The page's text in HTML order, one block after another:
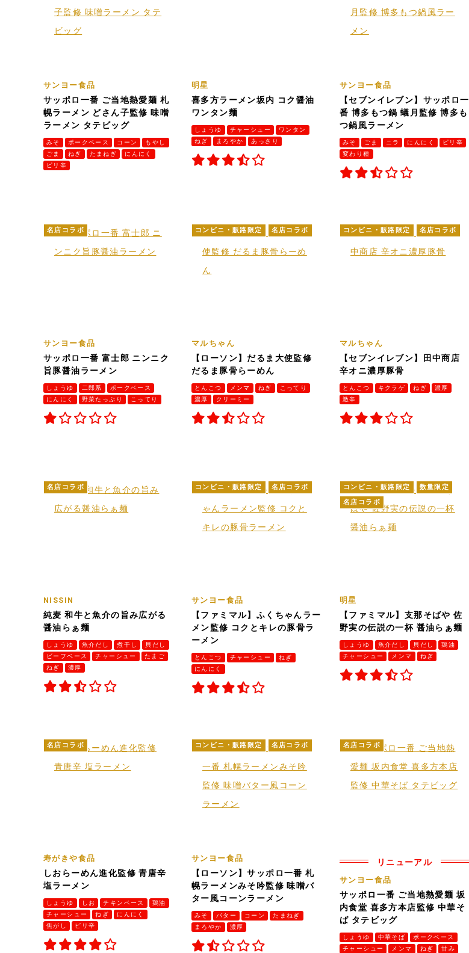
サンヨー食品
サッポロ一番 ご当地熱愛麺 札
幌ラーメン どさん子監修 味噌
ラーメン タテビッグ
みそ ポークベース コーン
もやし
ごま
ねぎ たまねぎ
にんにく
ピリ辛
明星
喜多方ラーメン坂内 コク醤油
ワンタン麺
しょうゆ チャーシュー
ワンタン
ねぎ
まろやか あっさり
サンヨー食品
【セブンイレブン】サッポロ一
番 博多もつ鍋 蟻月監修 博多も
つ鍋風ラーメン
みそ ごま ニラ にんにく
ピリ辛
変わり種
名店コラボ
サンヨー食品
サッポロ一番 富士郎 ニンニク
旨豚醤油ラーメン
しょうゆ 二郎系
ポークベース
にんにく
野菜たっぷり こってり
コンビニ・販路限定 名店コラボ
マルちゃん
【ローソン】だるま大使監修
だるま豚骨らーめん
とんこつ メンマ ねぎ
こってり
濃厚
クリーミー
コンビニ・販路限定 名店コラボ
マルちゃん
【セブンイレブン】田中商店
辛オニ濃厚豚骨
とんこつ キクラゲ ねぎ
濃厚
激辛
名店コラボ
NISSIN
純麦 和牛と魚介の旨み広がる
醤油らぁ麺
しょうゆ 魚介だし 煮干し
貝だし
ビーフベース
チャーシュー
たまご
ねぎ
濃厚
コンビニ・販路限定 名店コラボ
サンヨー食品
【ファミマル】ふくちゃんラー
メン監修 コクとキレの豚骨ラ
ーメン
とんこつ チャーシュー
ねぎ
にんにく
コンビニ・販路限定
数量限定
名店コラボ
明星
【ファミマル】支那そばや 佐
野実の伝説の一杯 醤油らぁ麺
しょうゆ 魚介だし 貝だし
鶏油
チャーシュー
メンマ ねぎ
名店コラボ
寿がきや食品
しおらーめん進化監修 青唐辛
塩ラーメン
しょうゆ しお チキンベース
鶏油
チャーシュー
ねぎ
にんにく
焦がし
ピリ辛
コンビニ・販路限定 名店コラボ
サンヨー食品
【ローソン】サッポロ一番 札
幌ラーメンみそ吟監修 味噌バ
ター風コーンラーメン
みそ バター コーン
たまねぎ
まろやか
濃厚
リニューアル
名店コラボ
サンヨー食品
サッポロ一番 ご当地熱愛麺 坂
内食堂 喜多方本店監修 中華そ
ば タテビッグ
しょうゆ 中華そば
ポークベース
チャーシュー
メンマ ねぎ 甘み